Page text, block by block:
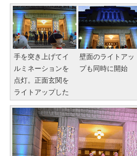
手を突き上げてイ
ルミネーションを
点灯。正面玄関を
ライトアップした
壁面のライトアッ
プも同時に開始